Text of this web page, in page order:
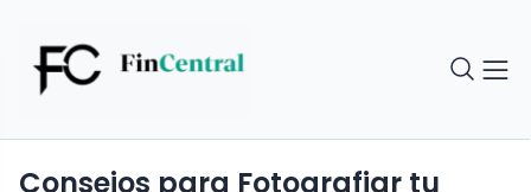
Consejos para Fotografiar tu